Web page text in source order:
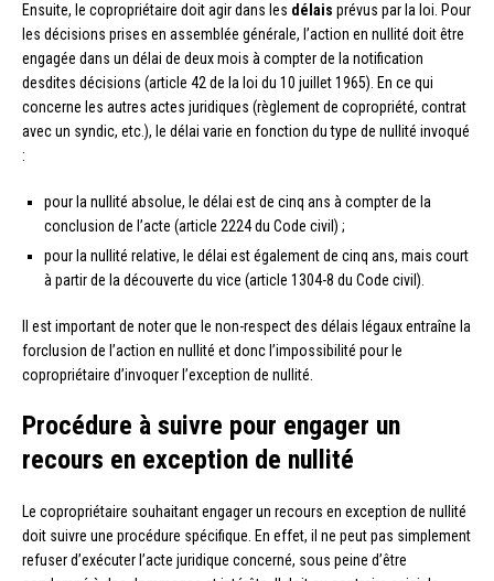
Ensuite, le copropriétaire doit agir dans les délais prévus par la loi. Pour
les décisions prises en assemblée générale, l’action en nullité doit être
engagée dans un délai de deux mois à compter de la notification
desdites décisions (article 42 de la loi du 10 juillet 1965). En ce qui
concerne les autres actes juridiques (règlement de copropriété, contrat
avec un syndic, etc.), le délai varie en fonction du type de nullité invoqué
:
pour la nullité absolue, le délai est de cinq ans à compter de la
conclusion de l’acte (article 2224 du Code civil) ;
pour la nullité relative, le délai est également de cinq ans, mais court
à partir de la découverte du vice (article 1304-8 du Code civil).
Il est important de noter que le non-respect des délais légaux entraîne la
forclusion de l’action en nullité et donc l’impossibilité pour le
copropriétaire d’invoquer l’exception de nullité.
Procédure à suivre pour engager un
recours en exception de nullité
Le copropriétaire souhaitant engager un recours en exception de nullité
doit suivre une procédure spécifique. En effet, il ne peut pas simplement
refuser d’exécuter l’acte juridique concerné, sous peine d’être